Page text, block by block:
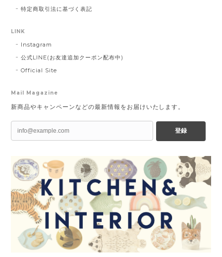
特定商取引法に基づく表記
LINK
Instagram
公式LINE(お友達追加クーポン配布中)
Official Site
Mail Magazine
新商品やキャンペーンなどの最新情報をお届けいたします。
登録